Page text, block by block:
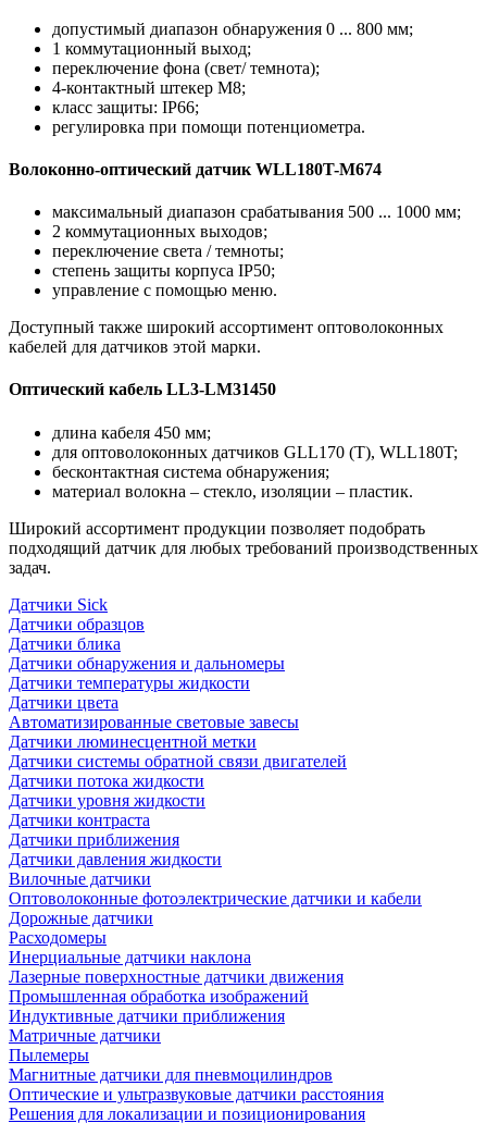
допустимый диапазон обнаружения 0 ... 800 мм;
1 коммутационный выход;
переключение фона (свет/ темнота);
4-контактный штекер M8;
класс защиты: IP66;
регулировка при помощи потенциометра.
Волоконно-оптический датчик WLL180T-М674
максимальный диапазон срабатывания 500 ... 1000 мм;
2 коммутационных выходов;
переключение света / темноты;
степень защиты корпуса IP50;
управление с помощью меню.
Доступный также широкий ассортимент оптоволоконных
кабелей для датчиков этой марки.
Оптический кабель LL3-LM31450
длина кабеля 450 мм;
для оптоволоконных датчиков GLL170 (T), WLL180T;
бесконтактная система обнаружения;
материал волокна – стекло, изоляции – пластик.
Широкий ассортимент продукции позволяет подобрать
подходящий датчик для любых требований производственных
задач.
Датчики Sick
Датчики образцов
Датчики блика
Датчики обнаружения и дальномеры
Датчики температуры жидкости
Датчики цвета
Автоматизированные световые завесы
Датчики люминесцентной метки
Датчики системы обратной связи двигателей
Датчики потока жидкости
Датчики уровня жидкости
Датчики контраста
Датчики приближения
Датчики давления жидкости
Вилочные датчики
Оптоволоконные фотоэлектрические датчики и кабели
Дорожные датчики
Расходомеры
Инерциальные датчики наклона
Лазерные поверхностные датчики движения
Промышленная обработка изображений
Индуктивные датчики приближения
Матричные датчики
Пылемеры
Магнитные датчики для пневмоцилиндров
Оптические и ультразвуковые датчики расстояния
Решения для локализации и позиционирования